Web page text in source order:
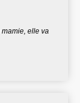
elle va